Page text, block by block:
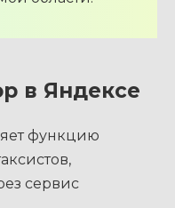
в Яндексе
функцию
сервис